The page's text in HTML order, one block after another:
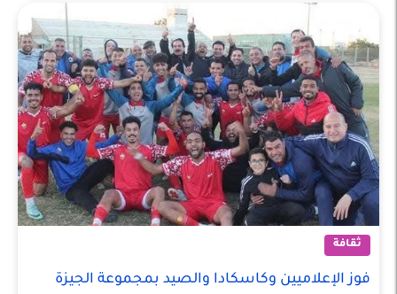
ثقافة
فوز الإعلاميين وكاسكادا والصيد بمجموعة الجيزة